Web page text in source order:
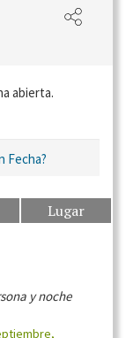
abierta.
Fecha?
Lugar
y noche